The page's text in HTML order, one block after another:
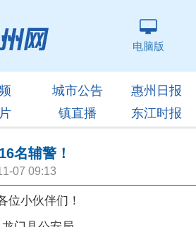
电脑版
城市公告
惠州日报
镇直播 东江时报
名辅警！
07 09:13
位小伙伴们！